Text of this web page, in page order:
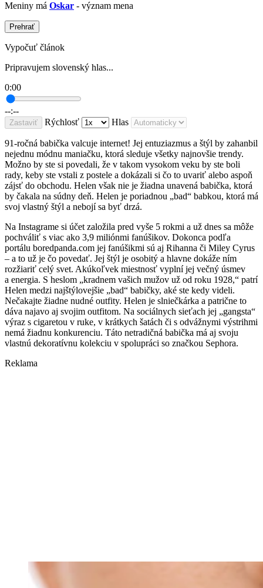
Meniny má Oskar - význam mena
Prehrať
Vypočuť článok
Pripravujem slovenský hlas...
0:00
--:--
Zastaviť Rýchlosť Hlas
91-ročná babička valcuje internet! Jej entuziazmus a štýl by zahanbil
nejednu módnu maniačku, ktorá sleduje všetky najnovšie trendy.
Možno by ste si povedali, že v takom vysokom veku by ste boli
rady, keby ste vstali z postele a dokázali si čo to uvariť alebo aspoň
zájsť do obchodu. Helen však nie je žiadna unavená babička, ktorá
by čakala na súdny deň. Helen je poriadnou „bad“ babkou, ktorá má
svoj vlastný štýl a nebojí sa byť drzá.
Na Instagrame si účet založila pred vyše 5 rokmi a už dnes sa môže
pochváliť s viac ako 3,9 miliónmi fanúšikov. Dokonca podľa
portálu boredpanda.com jej fanúšikmi sú aj Rihanna či Miley Cyrus
– a to už je čo povedať. Jej štýl je osobitý a hlavne dokáže ním
rozžiariť celý svet. Akúkoľvek miestnosť vyplní jej večný úsmev
a energia. S heslom „kradnem vašich mužov už od roku 1928,“ patrí
Helen medzi najštýlovejšie „bad“ babičky, aké ste kedy videli.
Nečakajte žiadne nudné outfity. Helen je slniečkárka a patrične to
dáva najavo aj svojim outfitom. Na sociálnych sieťach jej „gangsta“
výraz s cigaretou v ruke, v krátkych šatách či s odvážnymi výstrihmi
nemá žiadnu konkurenciu. Táto netradičná babička má aj svoju
vlastnú dekoratívnu kolekciu v spolupráci so značkou Sephora.
Reklama